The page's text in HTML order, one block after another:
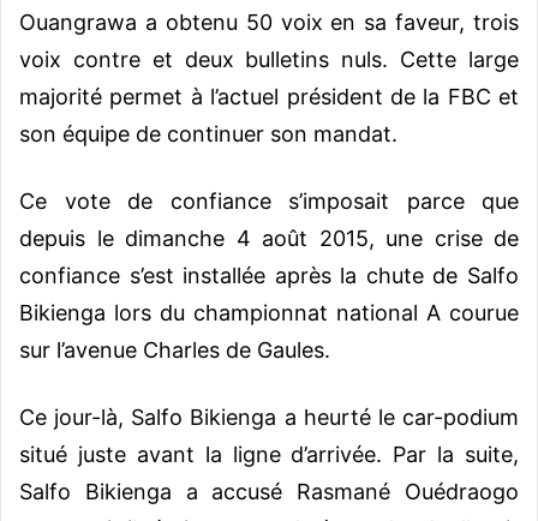
Ouangrawa a obtenu 50 voix en sa faveur, trois
voix contre et deux bulletins nuls. Cette large
majorité permet à l’actuel président de la FBC et
son équipe de continuer son mandat.
Ce vote de confiance s’imposait parce que
depuis le dimanche 4 août 2015, une crise de
confiance s’est installée après la chute de Salfo
Bikienga lors du championnat national A courue
sur l’avenue Charles de Gaules.
Ce jour-là, Salfo Bikienga a heurté le car-podium
situé juste avant la ligne d’arrivée. Par la suite,
Salfo Bikienga a accusé Rasmané Ouédraogo